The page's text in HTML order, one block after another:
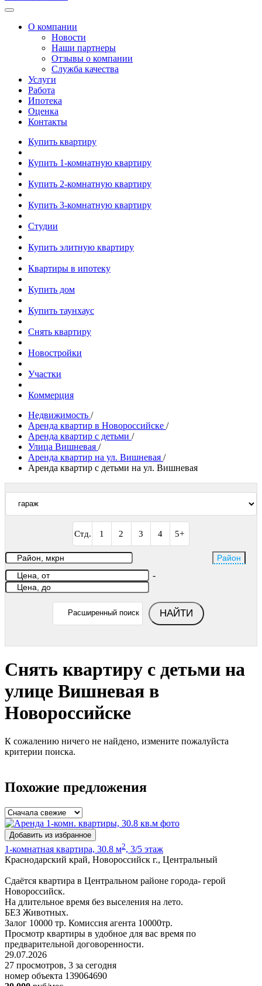
О компании
Новости
Наши партнеры
Отзывы о компании
Служба качества
Услуги
Работа
Ипотека
Оценка
Контакты
Купить квартиру
Купить 1-комнатную квартиру
Купить 2-комнатную квартиру
Купить 3-комнатную квартиру
Студии
Купить элитную квартиру
Квартиры в ипотеку
Купить дом
Купить таунхаус
Снять квартиру
Новостройки
Участки
Коммерция
Недвижимость /
Аренда квартир в Новороссийске /
Аренда квартир с детьми /
Улица Вишневая /
Аренда квартир на ул. Вишневая /
Аренда квартир с детьми на ул. Вишневая
Стд. 1 2 3 4 5+
Район
-
Расширенный поиск НАЙТИ
Снять квартиру с детьми на
улице Вишневая в
Новороссийске
К сожалению ничего не найдено, измените пожалуйста
критерии поиска.
Похожие предложения
Добавить из избранное
1-комнатная квартира, 30.8 м2, 3/5 этаж
Краснодарский край, Новороссийск г., Центральный
Сдаётся квартира в Центральном районе города- герой
Новороссийск.
На длительное время без выселения на лето.
БЕЗ Животных.
Залог 10000 тр. Комиссия агента 10000тр.
Просмотр квартиры в удобное для вас время по
предварительной договоренности.
29.07.2026
27 просмотров, 3 за сегодня
номер объекта 139064690